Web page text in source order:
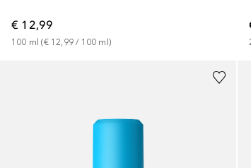
€ 12,99
100 ml (€ 12,99 / 100 ml )